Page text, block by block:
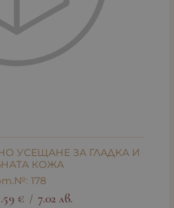
УСЕЩАНЕ ЗА ГЛАДКА И
КОЖА
178
€ / 7.02 лв.